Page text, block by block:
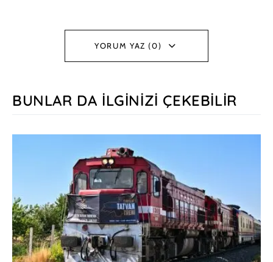
YORUM YAZ (0)
BUNLAR DA İLGINIZI ÇEKEBILIR